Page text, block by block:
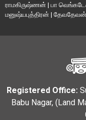
ராமகிருஷ்ணன் | பா
மனுஷ்யபுத்திரன் | தேவதேவன்
Registered Office:
Babu Nagar, (Land